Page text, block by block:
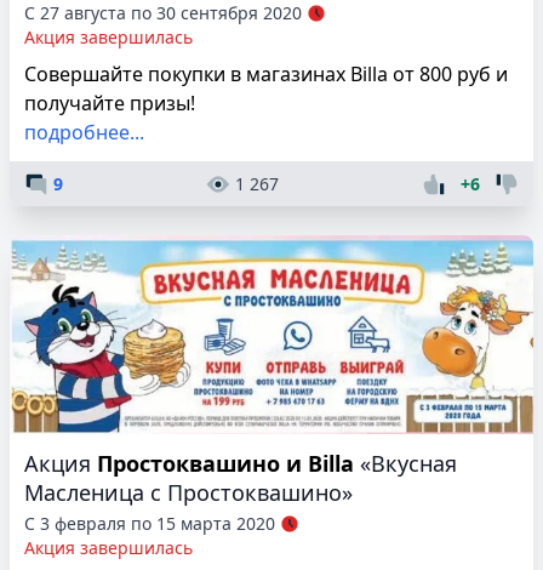
С 27 августа по 30 сентября 2020
Акция завершилась
Совершайте покупки в магазинах Billa от 800 руб и
получайте призы!
подробнее...
9 1 267 +6
Акция Простоквашино и Billa «Вкусная
Масленица с Простоквашино»
С 3 февраля по 15 марта 2020
Акция завершилась